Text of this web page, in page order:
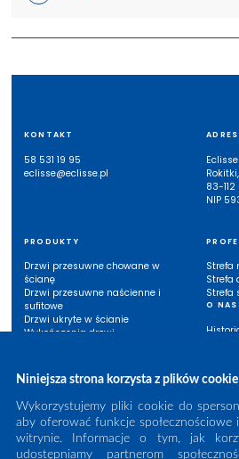
Niniejsza strona korzysta z plików cookie
Wykorzystujemy pliki cookie do
aby oferować funkcje społecznościowe
witrynie. Informacje o tym, jak
udostępniamy partnerom
KONTAKT
58 531 19 95
eclisse@eclisse.pl
ADRES
83-
NIP
PRODUKTY
Drzwi przesuwne chowane w
ścianę
Drzwi przesuwne naścienne i
sufitowe
Drzwi ukryte w ścianie
Wykończenia drzwi
Strefa
Strefa
Strefa
O NAS
INSPIRACJE
Case study
Zainspiruj się
Możliwości (wykończenia /
BAZA
Karty